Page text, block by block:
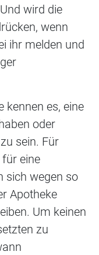
wird die
wenn
ihr melden und
kennen es, eine
oder
sein. Für
eine
sich wegen so
Apotheke
Um keinen
zu